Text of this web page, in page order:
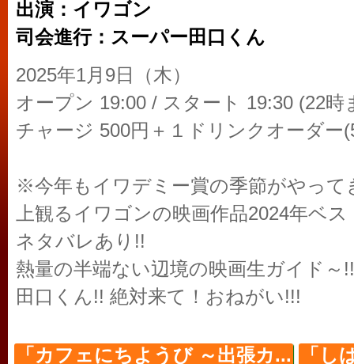
出演：イワゴン
司会進行：スーパー田口くん
2025年1月9日（木）
オープン 19:00 / スタート 19:30 (22時
チャージ 500円＋１ドリンクオーダー
※今年もイワデミー賞の季節がやって
上観るイワゴンの映画作品2024年ベ
ネタバレあり!!
熱量の半端ない辺境の映画生ガイド
田口くん!! 絶対来て！おねがい!!!
「カフェにちようび ～出張カ... 「し